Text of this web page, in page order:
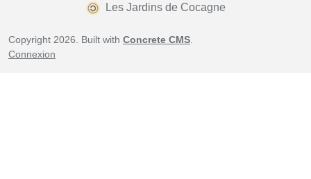
Les Jardins de Cocagne
Copyright 2026. Built with Concrete CMS
Connexion